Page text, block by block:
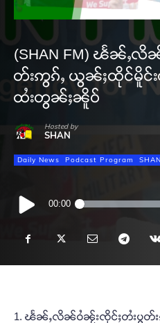
(SHAN FM) ၽႅၼ်ႇ
တ်းဢွၵ်ႇ ယွၼ်ႈထိုင်မိူင်း
ထႆးတွၼ်ႈၼိူဝ်
Hosted by
SHAN
Daily News Podcast Program
Audio
Player
00:00
1. ၽႅၼ်ႇလိၼ်ဝႆၼႂ်းၸိုင်ႈတႆးပွတ်